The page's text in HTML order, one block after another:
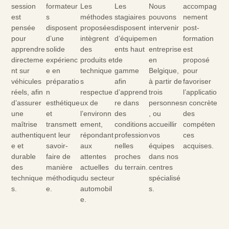
session
est
pensée
pour
apprendre
directeme
nt sur
véhicules
réels, afin
d’assurer
une
maîtrise
authentiqu
e et
durable
des
technique
s.
formateur
s
disposent
d’une
solide
expérienc
e en
préparatio
n
esthétique
et
transmett
ent leur
savoir-
faire de
manière
méthodiqu
e.
Les
méthodes
proposées
intègrent
des
produits et
technique
s
respectue
ux de
l’environn
ement,
répondant
aux
attentes
actuelles
du secteur
automobil
e.
Les
stagiaires
disposent
d’équipem
ents haut
de
gamme
afin
d’apprend
re dans
des
conditions
profession
nelles
proches
du terrain.
Nous
pouvons
intervenir
en
entreprise
en
Belgique,
à partir de
trois
personnes
, ou
accueillir
vos
équipes
dans nos
centres
spécialisé
s.
accompag
nement
post-
formation
est
proposé
pour
favoriser
l’applicatio
n concrète
des
compéten
ces
acquises.